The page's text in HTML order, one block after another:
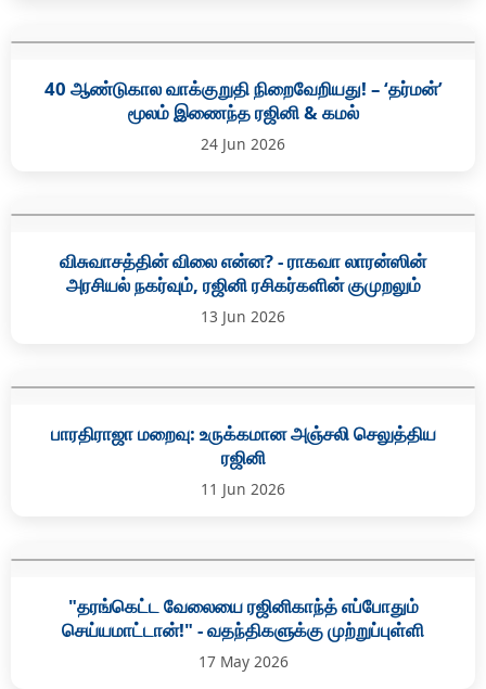
40 ஆண்டுகால வாக்குறுதி நிறைவேறியது! – ‘தர்மன்’
மூலம் இணைந்த ரஜினி & கமல்
24 Jun 2026
விசுவாசத்தின் விலை என்ன? - ராகவா லாரன்ஸின்
அரசியல் நகர்வும், ரஜினி ரசிகர்களின் குமுறலும்
13 Jun 2026
பாரதிராஜா மறைவு: உருக்கமான அஞ்சலி செலுத்திய
ரஜினி
11 Jun 2026
"தரங்கெட்ட வேலையை ரஜினிகாந்த் எப்போதும்
செய்யமாட்டான்!" - வதந்திகளுக்கு முற்றுப்புள்ளி
17 May 2026